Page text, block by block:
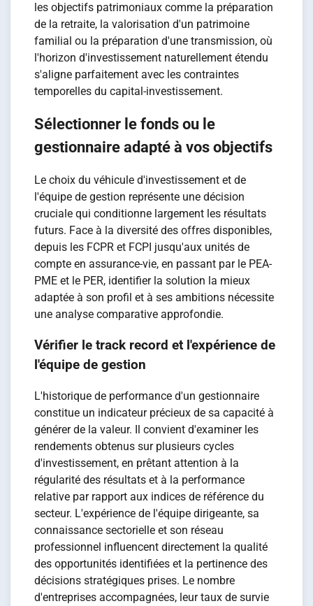
les objectifs patrimoniaux comme la préparation
de la retraite, la valorisation d'un patrimoine
familial ou la préparation d'une transmission, où
l'horizon d'investissement naturellement étendu
s'aligne parfaitement avec les contraintes
temporelles du capital-investissement.
Sélectionner le fonds ou le
gestionnaire adapté à vos objectifs
Le choix du véhicule d'investissement et de
l'équipe de gestion représente une décision
cruciale qui conditionne largement les résultats
futurs. Face à la diversité des offres disponibles,
depuis les FCPR et FCPI jusqu'aux unités de
compte en assurance-vie, en passant par le PEA-
PME et le PER, identifier la solution la mieux
adaptée à son profil et à ses ambitions nécessite
une analyse comparative approfondie.
Vérifier le track record et l'expérience de
l'équipe de gestion
L'historique de performance d'un gestionnaire
constitue un indicateur précieux de sa capacité à
générer de la valeur. Il convient d'examiner les
rendements obtenus sur plusieurs cycles
d'investissement, en prêtant attention à la
régularité des résultats et à la performance
relative par rapport aux indices de référence du
secteur. L'expérience de l'équipe dirigeante, sa
connaissance sectorielle et son réseau
professionnel influencent directement la qualité
des opportunités identifiées et la pertinence des
décisions stratégiques prises. Le nombre
d'entreprises accompagnées, leur taux de survie